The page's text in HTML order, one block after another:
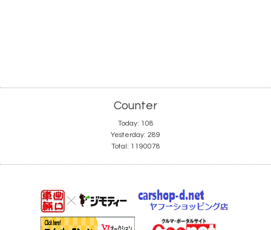
Counter
Today: 108
Yesterday: 289
Total: 1190078